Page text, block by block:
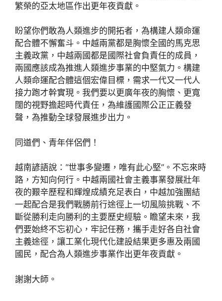
繁榮的亞太地區作出更年夜貢獻。
盼望你們敢為人類進步的開拓者，為構建人類命運
配合體不懈奮斗。中越兩黨都是胸懷全國的馬克思
主義政黨，中越兩國都是國際社會負責任的成員，
兩國應該成為推進人類進步事業的中堅氣力。構建
人類命運配合體這個宏偉目標，需求一代又一代人
接力跑才幹實現。我們要以更廣年夜的胸懷、更寬
闊的視野擔起時代責任，為維護國際公正正義發
聲，為推動全球發展進步出力。
同道們、青年伴侶們！
越南諺語說：“世事多變遷，唯有此心堅”。不忘來時
路，方知向何行。中越兩國社會主義事業發展壯年
夜的艱辛歷程和輝煌成績充足表白，中越加強團結
一起配合是我們戰勝前行途徑上一切風險挑戰、不
斷從勝利走向勝利的主要歷史經驗。瞻望未來，我
們要始終不忘初心，牢記任務，攜手走好各自社會
主義途徑，讓工業化現代化建設結果更多惠及兩國
國民，配合為人類進步事業作出更年夜貢獻。
謝謝大師。